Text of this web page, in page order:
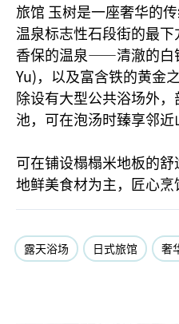
旅馆 玉树是一座奢华的
温泉标志性石段街的最
香保的温泉——清澈的白
Yu)，以及富含铁的黄金
除设有大型公共浴场外
池，可在泡汤时臻享邻近
可在铺设榻榻米地板的
地鲜美食材为主，匠心烹
露天浴场 日式旅馆 奢